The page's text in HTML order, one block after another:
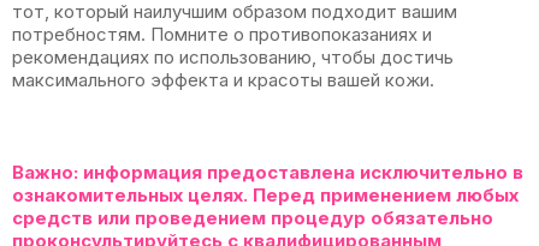
тот, который наилучшим образом подходит вашим
потребностям. Помните о противопоказаниях и
рекомендациях по использованию, чтобы достичь
максимального эффекта и красоты вашей кожи.
Важно: информация предоставлена исключительно в
ознакомительных целях. Перед применением любых
средств или проведением процедур обязательно
проконсультируйтесь с квалифицированным